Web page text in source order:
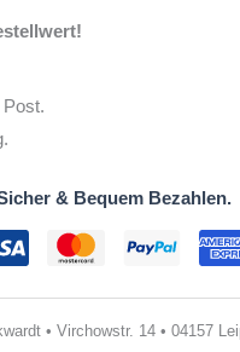
& Bequem Bezahlen.
• Virchowstr. 14 • 04157